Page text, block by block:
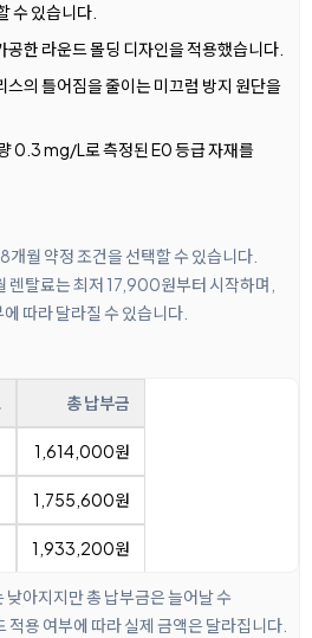
수 있습니다.
한 라운드 몰딩 디자인을 적용했습니다.
의 틀어짐을 줄이는 미끄럼 방지 원단을
0.3 mg/L로 측정된 E0 등급 자재를
월 약정 조건을 선택할 수 있습니다.
렌탈료는 최저 17,900원부터 시작하며,
따라 달라질 수 있습니다.
총 납부금
1,614,000원
1,755,600원
1,933,200원
아지지만 총 납부금은 늘어날 수
용 여부에 따라 실제 금액은 달라집니다.